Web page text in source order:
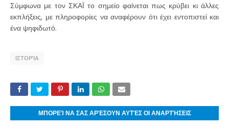
Σύμφωνα με τον ΣΚΑΪ το σημείο φαίνεται πως κρύβει κι άλλες
εκπλήξεις, με πληροφορίες να αναφέρουν ότι έχει εντοπιστεί και
ένα ψηφιδωτό.
ΙΣΤΟΡΊΑ
ΜΠΟΡΕΊ ΝΑ ΣΑΣ ΑΡΈΣΟΥΝ ΑΥΤΈΣ ΟΙ ΑΝΑΡΤΉΣΕΙΣ